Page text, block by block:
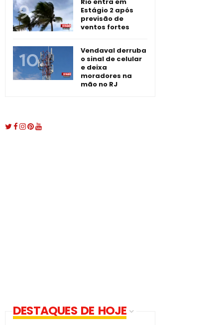
Estágio 2 após
previsão de
ventos fortes
Vendaval derruba
o sinal de celular
e deixa
moradores na
mão no RJ
DESTAQUES DE HOJE